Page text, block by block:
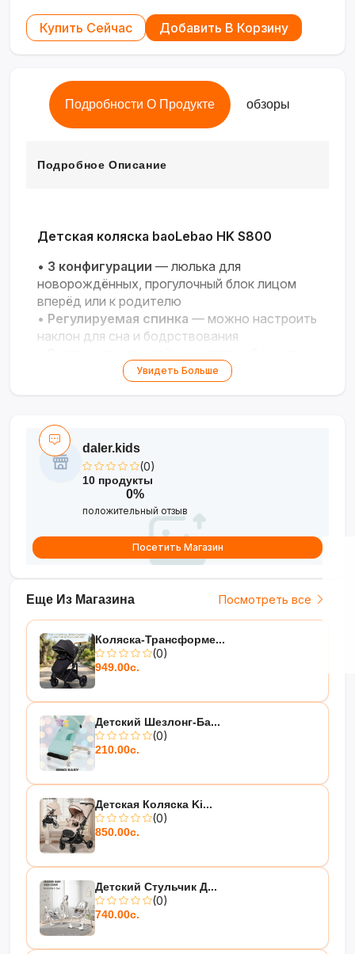
Купить Сейчас Добавить В Корзину
Подробности О Продукте обзоры
Подробное Описание
Детская коляска baoLebao HK S800
• 3 конфигурации — люлька для
новорождённых, прогулочный блок лицом
вперёд или к родителю
• Регулируемая спинка — можно настроить
наклон для сна и бодрствования
асфальту, плитке, грунту
•Лёгкая и прочная рама
складывать
Стиль, комфорт и функциональность для
ваших прогулок с малышом!
Увидеть Больше
Еще Из Магазина Посмотреть все
Коляска-Трансформе...
(0)
949.00с.
Детский Шезлонг-Ба...
(0)
210.00с.
Детская Коляска Ki...
(0)
850.00с.
Детский Стульчик Д...
(0)
740.00с.
daler.kids
(0)
10 продукты
0%
положительный отзыв
Посетить Магазин